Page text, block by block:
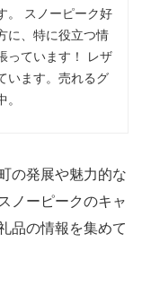
。 スノーピーク好
に、特に役立つ情
っています！ レザ
います。売れるグ
の発展や魅力的な
ノーピークのキャ
品の情報を集めて